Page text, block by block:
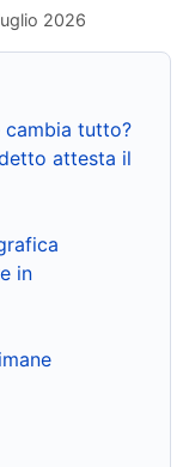
2026
cambia tutto?
attesta il
in